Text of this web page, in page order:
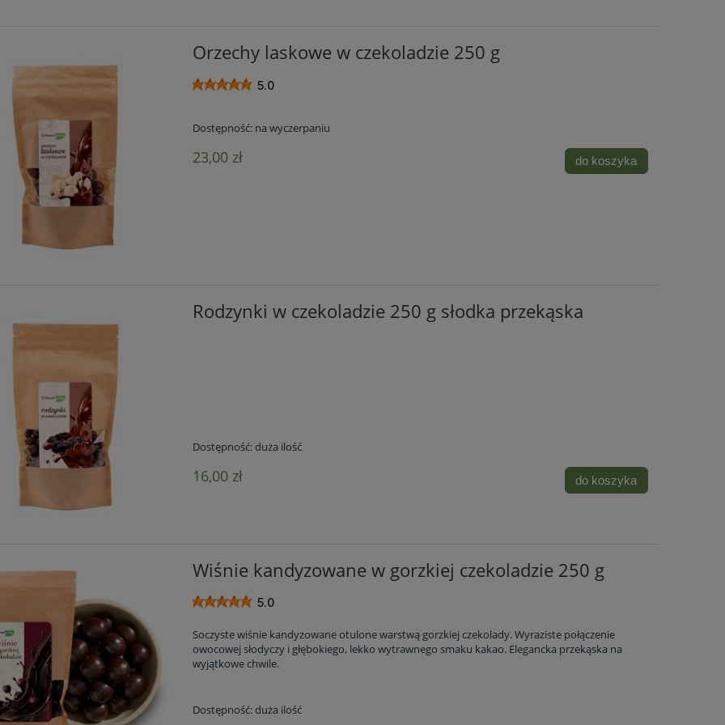
Orzechy laskowe w czekoladzie 250 g
5.0
Dostępność: na wyczerpaniu
23,00 zł do koszyka
Rodzynki w czekoladzie 250 g słodka przekąska
Dostępność:duża ilość
16,00 zł do koszyka
Wiśnie kandyzowane w gorzkiej czekoladzie 250 g
5.0
Soczyste wiśnie kandyzowane otulone warstwą gorzkiej czekolady. Wyraziste połączenie
owocowej słodyczy i głębokiego, lekko wytrawnego smaku kakao. Elegancka przekąska na
wyjątkowe chwile.
Dostępność:duża ilość